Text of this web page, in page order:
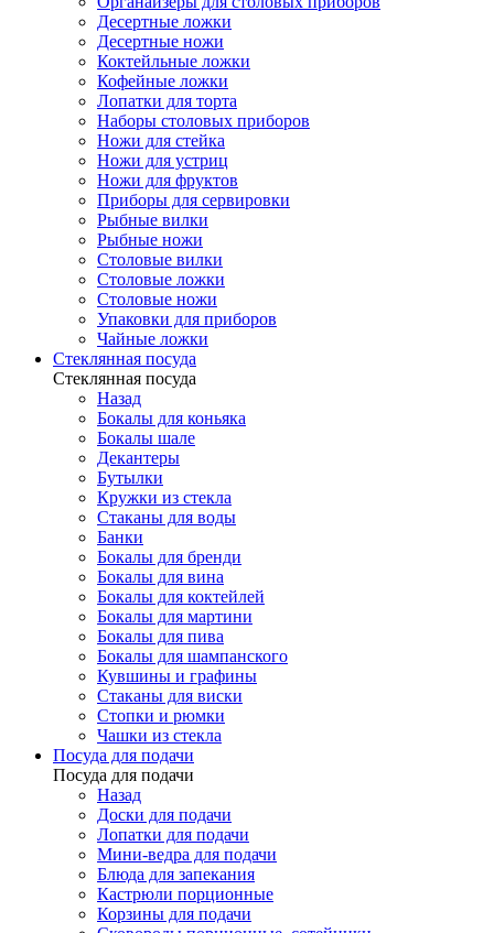
Десертные ложки
Десертные ножи
Коктейльные ложки
Кофейные ложки
Лопатки для торта
Наборы столовых приборов
Ножи для стейка
Ножи для устриц
Ножи для фруктов
Приборы для сервировки
Рыбные вилки
Рыбные ножи
Столовые вилки
Столовые ложки
Столовые ножи
Упаковки для приборов
Чайные ложки
Стеклянная посуда
Стеклянная посуда
Назад
Бокалы для коньяка
Бокалы шале
Декантеры
Бутылки
Кружки из стекла
Стаканы для воды
Банки
Бокалы для бренди
Бокалы для вина
Бокалы для коктейлей
Бокалы для мартини
Бокалы для пива
Бокалы для шампанского
Кувшины и графины
Стаканы для виски
Стопки и рюмки
Чашки из стекла
Посуда для подачи
Посуда для подачи
Назад
Доски для подачи
Лопатки для подачи
Мини-ведра для подачи
Блюда для запекания
Кастрюли порционные
Корзины для подачи